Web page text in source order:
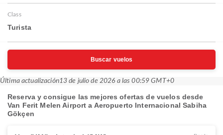
Class
Turista
Buscar vuelos
Última actualización13 de julio de 2026 a las 00:59 GMT+0
Reserva y consigue las mejores ofertas de vuelos desde
Van Ferit Melen Airport a Aeropuerto Internacional Sabiha
Gökçen